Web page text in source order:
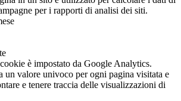
per i rapporti di analisi dei siti.
è impostato da Google Analytics.
un valore univoco per ogni pagina visitata e
e tenere traccia delle visualizzazioni di